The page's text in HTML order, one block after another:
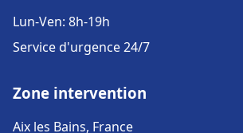
Lun-Ven: 8h-19h
Service d'urgence 24/7
Zone intervention
Aix les Bains, France